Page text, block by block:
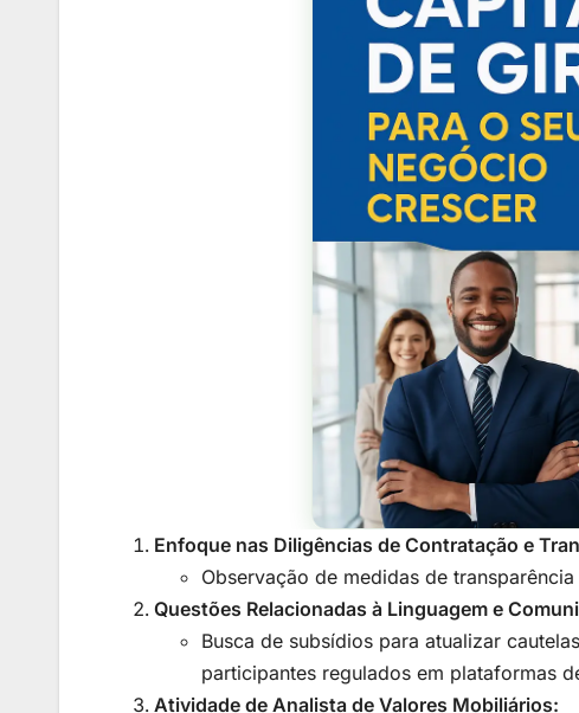
Enfoque nas Diligências de Contratação e
Observação de medidas de
Questões Relacionadas à Linguagem e
Busca de subsídios para atualizar
participantes regulados em plataformas
Atividade de Analista de Valores Mobiliários: